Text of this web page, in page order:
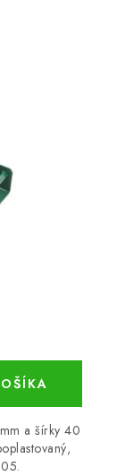
a šírky 40